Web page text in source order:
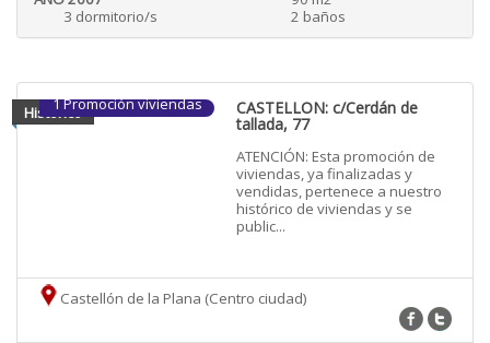
3 dormitorio/s
2 baños
1 Promoción viviendas CASTELLON: c/Cerdán de
tallada, 77
ATENCIÓN: Esta promoción de
viviendas, ya finalizadas y
vendidas, pertenece a nuestro
histórico de viviendas y se
public...
Castellón de la Plana (Centro ciudad)
Historico